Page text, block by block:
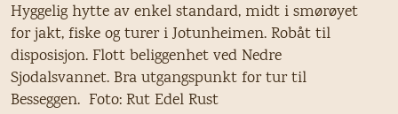
Hyggelig hytte av enkel standard, midt i smørøyet
for jakt, fiske og turer i Jotunheimen. Robåt til
disposisjon. Flott beliggenhet ved Nedre
Sjodalsvannet. Bra utgangspunkt for tur til
Besseggen. Foto: Rut Edel Rust